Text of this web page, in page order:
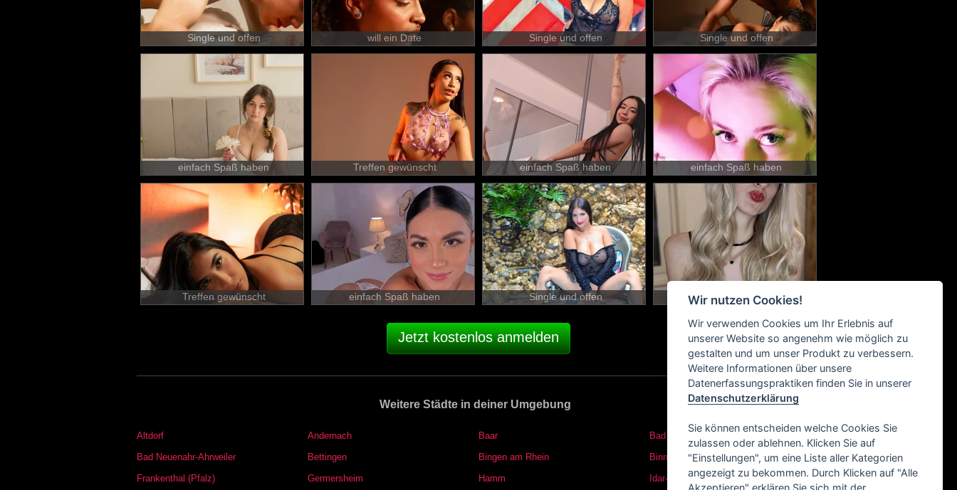
Single und offen will ein Date Single und offen Single und offen
einfach Spaß haben Treffen gewünscht einfach Spaß haben einfach Spaß haben
Treffen gewünscht einfach Spaß haben Single und offen will ein Date
Jetzt kostenlos anmelden
Weitere Städte in deiner Umgebung
Altdorf Andernach Baar
Bad Kreuznach
Bad Neuenahr-Ahrweiler
Bettingen Bingen am Rhein
Binningen
Frankenthal (Pfalz)
Germersheim Hamm Idar-Oberstein
Wir nutzen Cookies!
Wir verwenden Cookies um Ihr Erlebnis auf
unserer Website so angenehm wie möglich zu
gestalten und um unser Produkt zu verbessern.
Weitere Informationen über unsere
Datenerfassungspraktiken finden Sie in unserer
Datenschutzerklärung
Sie können entscheiden welche Cookies Sie
zulassen oder ablehnen. Klicken Sie auf
"Einstellungen", um eine Liste aller Kategorien
angezeigt zu bekommen. Durch Klicken auf "Alle